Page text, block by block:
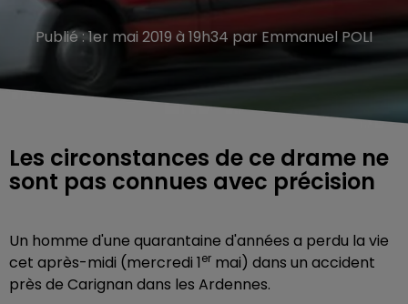
Publié : 1er mai 2019 à 19h34 par Emmanuel POLI
Les circonstances de ce drame ne
sont pas connues avec précision
Un homme d'une quarantaine d'années a perdu la vie
cet après-midi (mercredi 1er mai) dans un accident
près de Carignan dans les Ardennes.